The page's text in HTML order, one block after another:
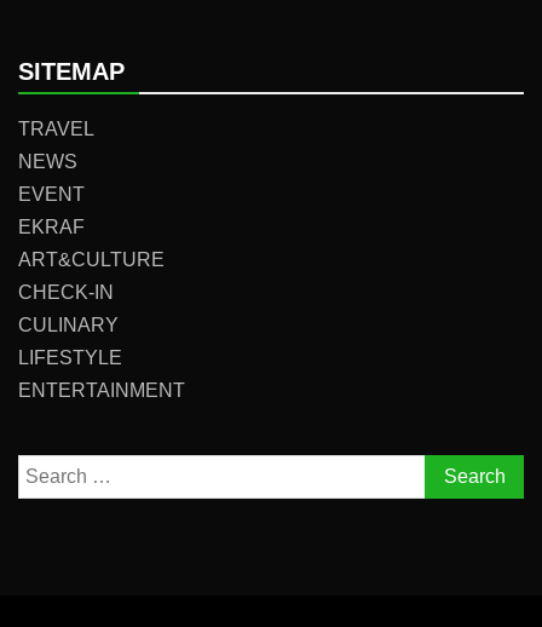
SITEMAP
TRAVEL
NEWS
EVENT
EKRAF
ART&CULTURE
CHECK-IN
CULINARY
LIFESTYLE
ENTERTAINMENT
Search
for: